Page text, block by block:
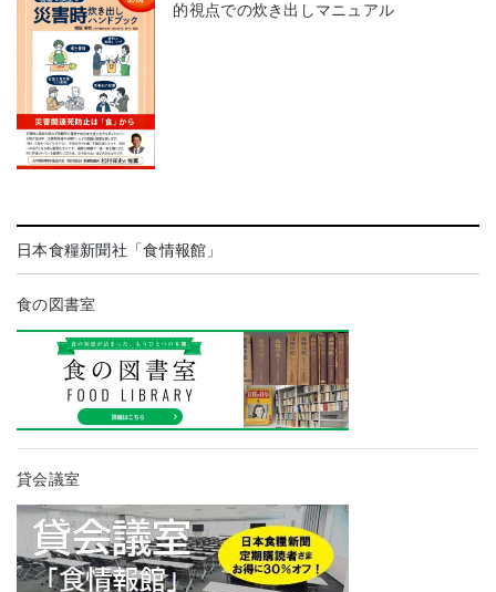
的視点での炊き出しマニュアル
日本食糧新聞社「食情報館」
食の図書室
貸会議室